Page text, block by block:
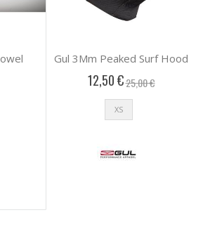
Gul 3Mm Peaked Surf Hood
12,50 €25,00 €
XS